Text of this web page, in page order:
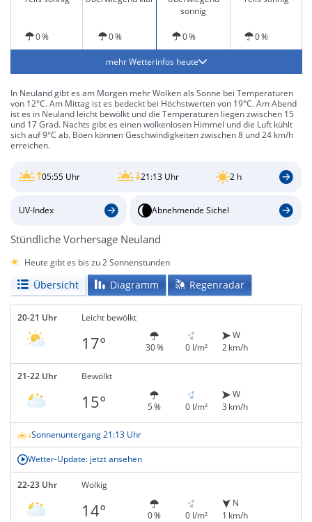
sonnig
0 % 0 % 0 % 0 %
mehr Wetterinfos heute
In Neuland gibt es am Morgen mehr Wolken als Sonne bei Temperaturen
von 12°C. Am Mittag ist es bedeckt bei Höchstwerten von 19°C. Am Abend
ist es in Neuland leicht bewölkt und die Temperaturen liegen zwischen 15
und 17 Grad. Nachts gibt es einen wolkenlosen Himmel und die Luft kühlt
sich auf 9°C ab. Böen können Geschwindigkeiten zwischen 8 und 24 km/h
erreichen.
05:55 Uhr 21:13 Uhr 2 h
UV-Index Abnehmende Sichel
Stündliche Vorhersage Neuland
Heute gibt es bis zu 2 Sonnenstunden
Übersicht Diagramm Regenradar
20-21 Uhr Leicht bewölkt
17° 30 % 0 l/m²
W
2 km/h
21-22 Uhr Bewölkt
15° 5 % 0 l/m²
W
3 km/h
Sonnenuntergang 21:13 Uhr
Wetter-Update: jetzt ansehen
22-23 Uhr Wolkig
14° 0 % 0 l/m²
N
1 km/h